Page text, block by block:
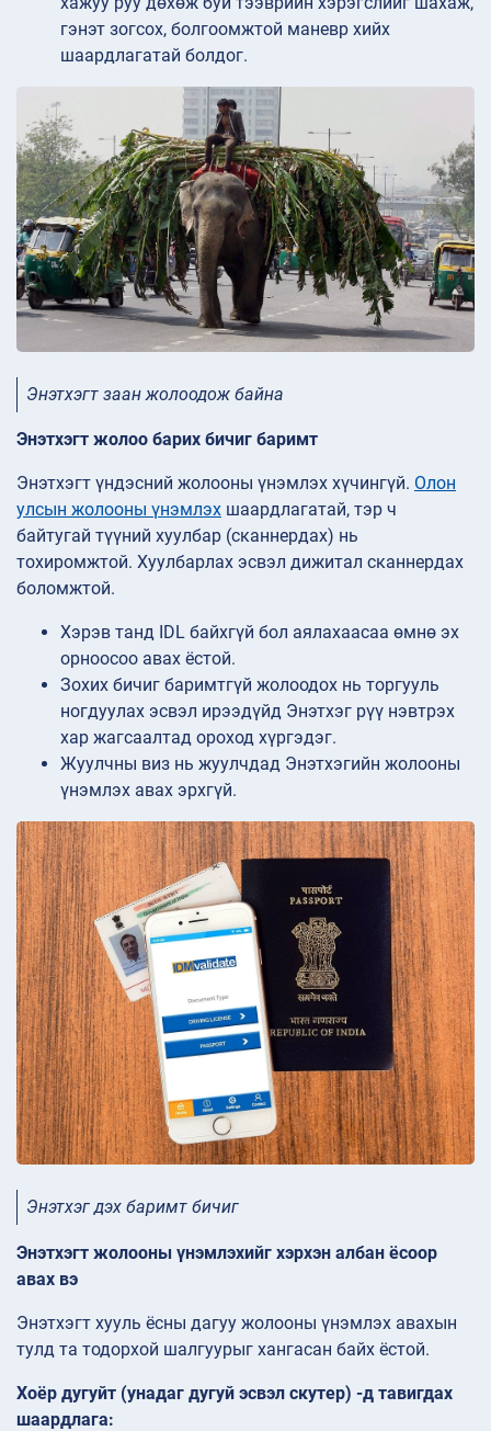
гэнэт зогсох, болгоомжтой маневр хийх
шаардлагатай болдог.
Энэтхэгт заан жолоодож байна
Энэтхэгт жолоо барих бичиг баримт
Энэтхэгт үндэсний жолооны үнэмлэх хүчингүй. Олон
улсын жолооны үнэмлэх шаардлагатай, тэр ч
байтугай түүний хуулбар (сканнердах) нь
тохиромжтой. Хуулбарлах эсвэл дижитал сканнердах
боломжтой.
Хэрэв танд IDL байхгүй бол аялахаасаа өмнө эх
орноосоо авах ёстой.
Зохих бичиг баримтгүй жолоодох нь торгууль
ногдуулах эсвэл ирээдүйд Энэтхэг рүү нэвтрэх
хар жагсаалтад ороход хүргэдэг.
Жуулчны виз нь жуулчдад Энэтхэгийн жолооны
үнэмлэх авах эрхгүй.
Энэтхэг дэх баримт бичиг
Энэтхэгт жолооны үнэмлэхийг хэрхэн албан ёсоор
авах вэ
Энэтхэгт хууль ёсны дагуу жолооны үнэмлэх авахын
тулд та тодорхой шалгуурыг хангасан байх ёстой.
Хоёр дугуйт (унадаг дугуй эсвэл скутер) -д тавигдах
шаардлага: